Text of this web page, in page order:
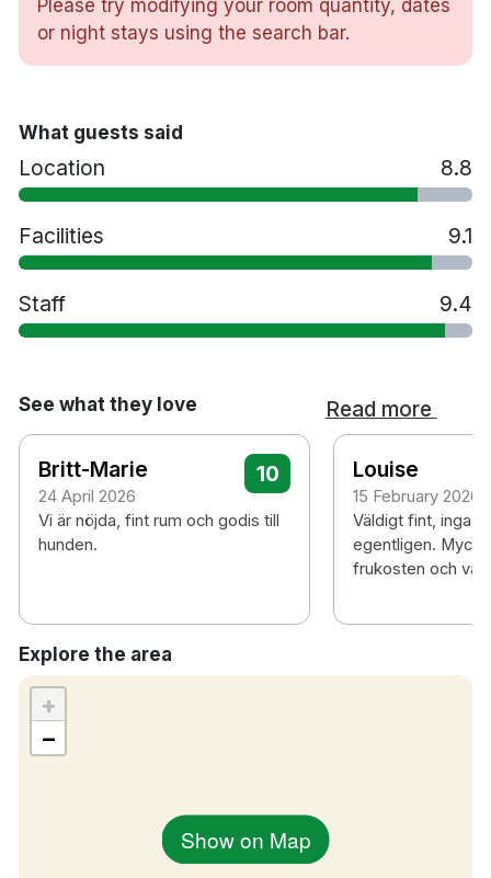
382 rum
Hårtork
Vattenkokare
Husdjur tillåts mot en avgift. Vänligen kontakta hotellet i
Flygbussarna stannar precis utanför hotellet
3 minuters promenad till Odensplan pendeltågsstation
10 minuters promenad till Odenplan tunnelbanestation
25 minuters promenad till Stockholm centralstation
30 minuters bilresa till Arlanda flygplats
Please try modifying your room quantity, dates
or night stays using the search bar.
What guests said
Location 8.8
Facilities 9.1
Staff 9.4
See what they love Read more
Britt-Marie
24 April 2026
10
Vi är nöjda, fint rum och godis till
hunden.
Louise
15 February 2026
Väldigt fint, inga
egentligen.
frukosten och
Explore the area
Show on Map
+
−